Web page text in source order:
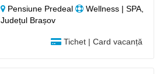
Pensiune Predeal
Wellness | SPA,
Județul Brașov
Tichet | Card vacanță